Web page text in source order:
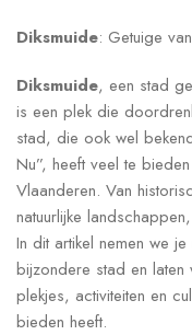
Diksmuide: Getuige
Diksmuide, een stad
is een plek die
stad, die ook wel
Nu”, heeft veel te
Vlaanderen. Van
natuurlijke landschappen,
In dit artikel nemen we
bijzondere stad en laten
plekjes, activiteiten en
bieden heeft.